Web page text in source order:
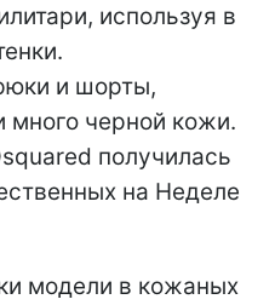
используя в
и шорты,
много черной кожи.
получилась
на Неделе
модели в кожаных